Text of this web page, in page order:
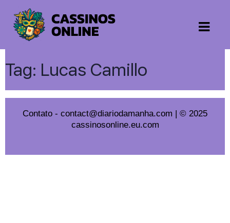
Tag: Lucas Camillo
Contato - contact@diariodamanha.com | © 2025
cassinosonline.eu.com